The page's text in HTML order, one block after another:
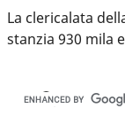
La clericalata
stanzia 930 mila